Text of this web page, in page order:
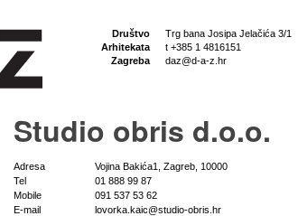
Društvo
Arhitekata
Zagreba
Trg bana Josipa Jelačića 3/1
t +385 1 4816151
daz@d-a-z.hr
Studio obris d.o.o.
Adresa
Vojina Bakića1, Zagreb, 10000
Tel
01 888 99 87
Mobile
091 537 53 62
E-mail
lovorka.kaic@studio-obris.hr